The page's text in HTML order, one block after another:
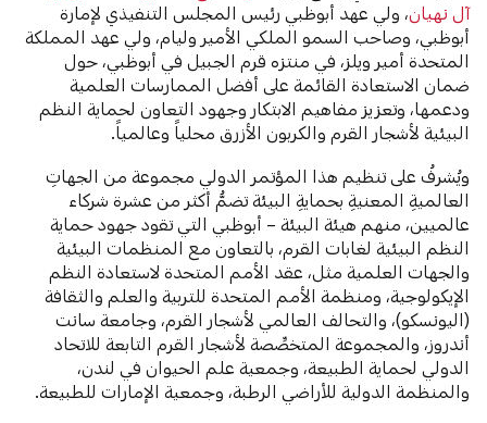
آل نهيان، ولي عهد أبوظبي رئيس المجلس التنفيذي لإمارة
أبوظبي، وصاحب السمو الملكي الأمير وليام، ولي عهد المملكة
المتحدة أمير ويلز، في منتزه قرم الجبيل في أبوظبي، حول
ضمان الاستعادة القائمة على أفضل الممارسات العلمية
ودعمها، وتعزيز مفاهيم الابتكار وجهود التعاون لحماية النظم
البيئية لأشجار القرم والكربون الأزرق محلياً وعالمياً.
ويُشرفُ على تنظيم هذا المؤتمر الدولي مجموعة من الجهاتِ
العالميةِ المعنيةِ بحمايةِ البيئة تضمُّ أكثر من عشرة شركاء
عالميين، منهم هيئة البيئة – أبوظبي التي تقود جهود حماية
النظم البيئية لغابات القرم، بالتعاون مع المنظمات البيئية
والجهات العلمية مثل، عقد الأمم المتحدة لاستعادة النظم
الإيكولوجية، ومنظمة الأمم المتحدة للتربية والعلم والثقافة
(اليونسكو)، والتحالف العالمي لأشجار القرم، وجامعة سانت
أندروز، والمجموعة المتخصِّصة لأشجار القرم التابعة للاتحاد
الدولي لحماية الطبيعة، وجمعية علم الحيوان في لندن،
والمنظمة الدولية للأراضي الرطبة، وجمعية الإمارات للطبيعة.